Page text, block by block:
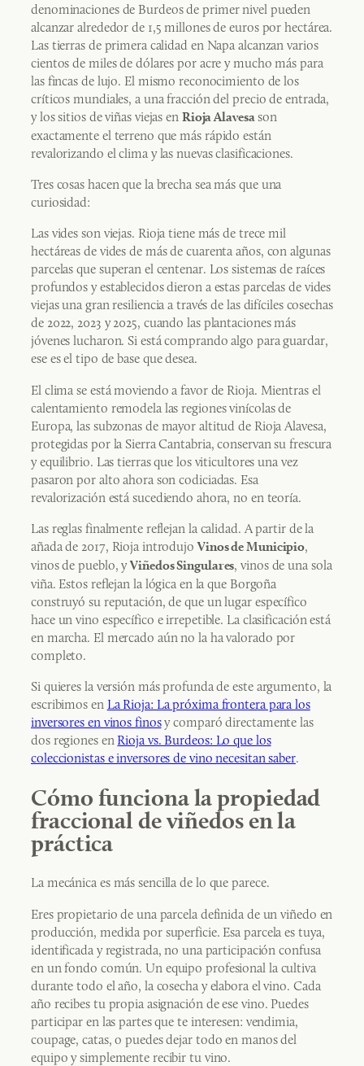
denominaciones de Burdeos de primer nivel pueden
alcanzar alrededor de 1,5 millones de euros por hectárea.
Las tierras de primera calidad en Napa alcanzan varios
cientos de miles de dólares por acre y mucho más para
las fincas de lujo. El mismo reconocimiento de los
críticos mundiales, a una fracción del precio de entrada,
y los sitios de viñas viejas en Rioja Alavesason
exactamente el terreno que más rápido están
revalorizando el clima y las nuevas clasificaciones.
Tres cosas hacen que la brecha sea más que una
curiosidad:
Las vides son viejas. Rioja tiene más de trece mil
hectáreas de vides de más de cuarenta años, con algunas
parcelas que superan el centenar. Los sistemas de raíces
profundos y establecidos dieron a estas parcelas de vides
viejas una gran resiliencia a través de las difíciles cosechas
de 2022, 2023 y 2025, cuando las plantaciones más
jóvenes lucharon. Si está comprando algo para guardar,
ese es el tipo de base que desea.
El clima se está moviendo a favor de Rioja. Mientras el
calentamiento remodela las regiones vinícolas de
Europa, las subzonas de mayor altitud de Rioja Alavesa,
protegidas por la Sierra Cantabria, conservan su frescura
y equilibrio. Las tierras que los viticultores una vez
pasaron por alto ahora son codiciadas. Esa
revalorización está sucediendo ahora, no en teoría.
Las reglas finalmente reflejan la calidad. A partir de la
añada de 2017, Rioja introdujo Vinos de Municipio,
vinos de pueblo, yViñedos Singulares, vinos de una sola
viña. Estos reflejan la lógica en la que Borgoña
construyó su reputación, de que un lugar específico
hace un vino específico e irrepetible. La clasificación está
en marcha. El mercado aún no la ha valorado por
completo.
Si quieres la versión más profunda de este argumento, la
escribimos en La Rioja: La próxima frontera para los
inversores en vinos finosy comparó directamente las
dos regiones enRioja vs. Burdeos: Lo que los
coleccionistas e inversores de vino necesitan saber.
Cómo funciona la propiedad
fraccional de viñedos en la
práctica
La mecánica es más sencilla de lo que parece.
Eres propietario de una parcela definida de un viñedo en
producción, medida por superficie. Esa parcela es tuya,
identificada y registrada, no una participación confusa
en un fondo común. Un equipo profesional la cultiva
durante todo el año, la cosecha y elabora el vino. Cada
año recibes tu propia asignación de ese vino. Puedes
participar en las partes que te interesen: vendimia,
coupage, catas, o puedes dejar todo en manos del
equipo y simplemente recibir tu vino.